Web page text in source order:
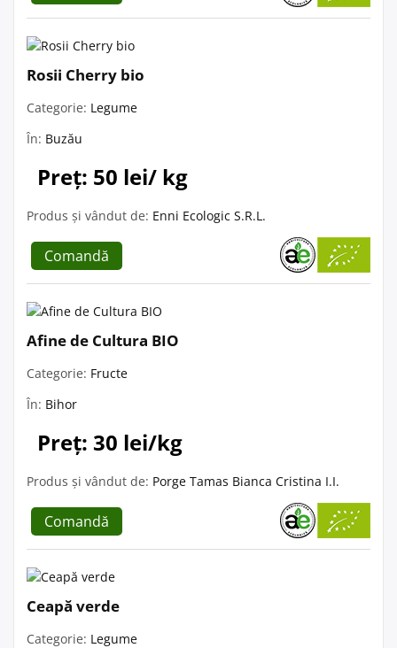
Rosii Cherry bio
Categorie: Legume
În: Buzău
Preț: 50 lei/ kg
Produs și vândut de: Enni Ecologic S.R.L.
Comandă
Afine de Cultura BIO
Categorie: Fructe
În: Bihor
Preț: 30 lei/kg
Produs și vândut de: Porge Tamas Bianca Cristina I.I.
Comandă
Ceapă verde
Categorie: Legume